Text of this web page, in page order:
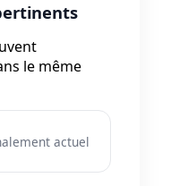
le même
actuel